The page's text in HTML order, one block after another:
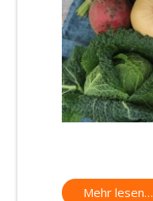
Mehr lesen…